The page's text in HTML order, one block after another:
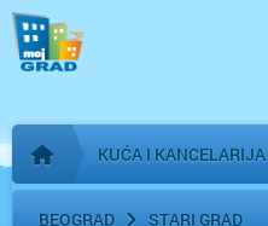
Početna stranica
KUĆA I KANCELARIJA
BEOGRAD STARI GRAD